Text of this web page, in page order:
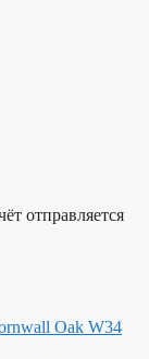
отправляется